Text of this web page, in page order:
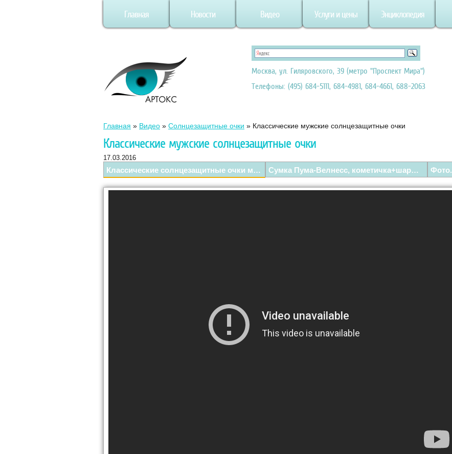
Главная Новости Видео Услуги и цены Энциклопедия
Москва, ул. Гиляровского, 39 (метро "Проспект Мира")
Телефоны: (495) 684-5111, 684-4981, 684-4661, 688-2063
Главная » Видео » Солнцезащитные очки » Классические мужские солнцезащитные очки
Классические мужские солнцезащитные очки
17.03.2016
Классические солнцезащитные очки мужские. Сумка Пума-Велнесс, кометичка+шарф+сумка «Бабочки», мужские очки «Энди». Фото.